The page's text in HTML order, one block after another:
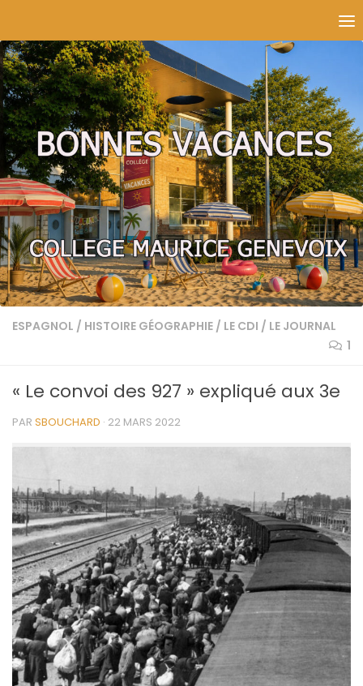
ESPAGNOL / HISTOIRE GÉOGRAPHIE / LE CDI / LE JOURNAL
1
« Le convoi des 927 » expliqué aux 3e
PAR SBOUCHARD · 22 MARS 2022